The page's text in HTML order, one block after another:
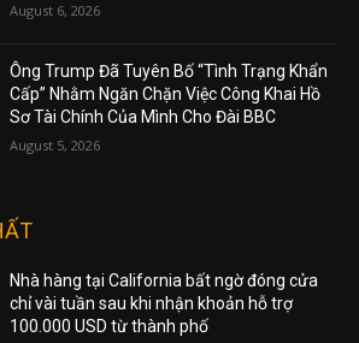
August 6, 2026
Ông Trump Đã Tuyên Bố “Tình Trạng Khẩn
Cấp” Nhằm Ngăn Chặn Việc Công Khai Hồ
Sơ Tài Chính Của Mình Cho Đài BBC
August 5, 2026
Nhà hàng tại California bất ngờ đóng cửa
chỉ vài tuần sau khi nhận khoản hỗ trợ
100.000 USD từ thành phố